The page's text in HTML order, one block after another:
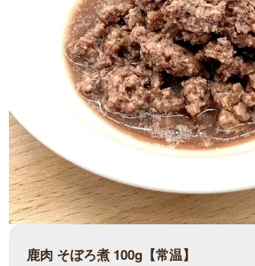
鹿肉 そぼろ煮 100g【常温】